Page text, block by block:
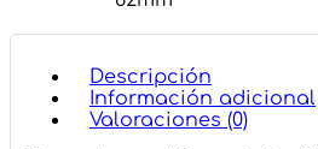
Descripción
Información adicional
Valoraciones (0)